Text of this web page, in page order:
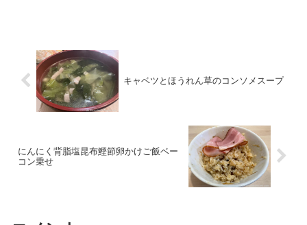
キャベツとほうれん草のコンソメスープ
にんにく背脂塩昆布鰹節卵かけご飯ベー
コン乗せ